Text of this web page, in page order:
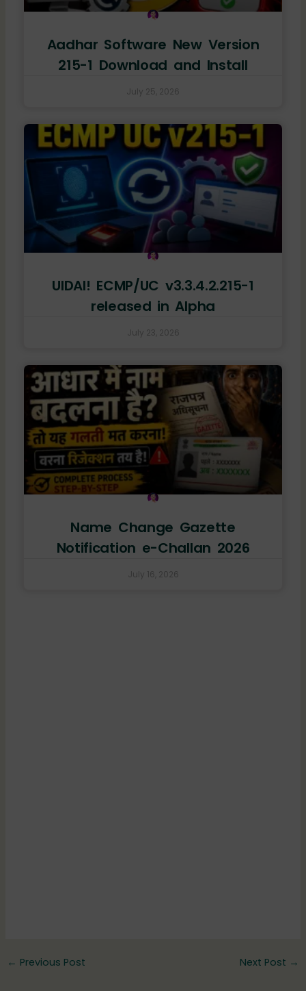
Aadhar Software New Version
215-1 Download and Install
July 25, 2026
UIDAI! ECMP/UC v3.3.4.2.215-1
released in Alpha
July 23, 2026
Name Change Gazette
Notification e-Challan 2026
July 16, 2026
← Previous Post Next Post →